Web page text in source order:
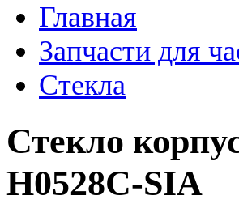
Главная
Запчасти для
Стекла
Стекло
H0528C-SIA